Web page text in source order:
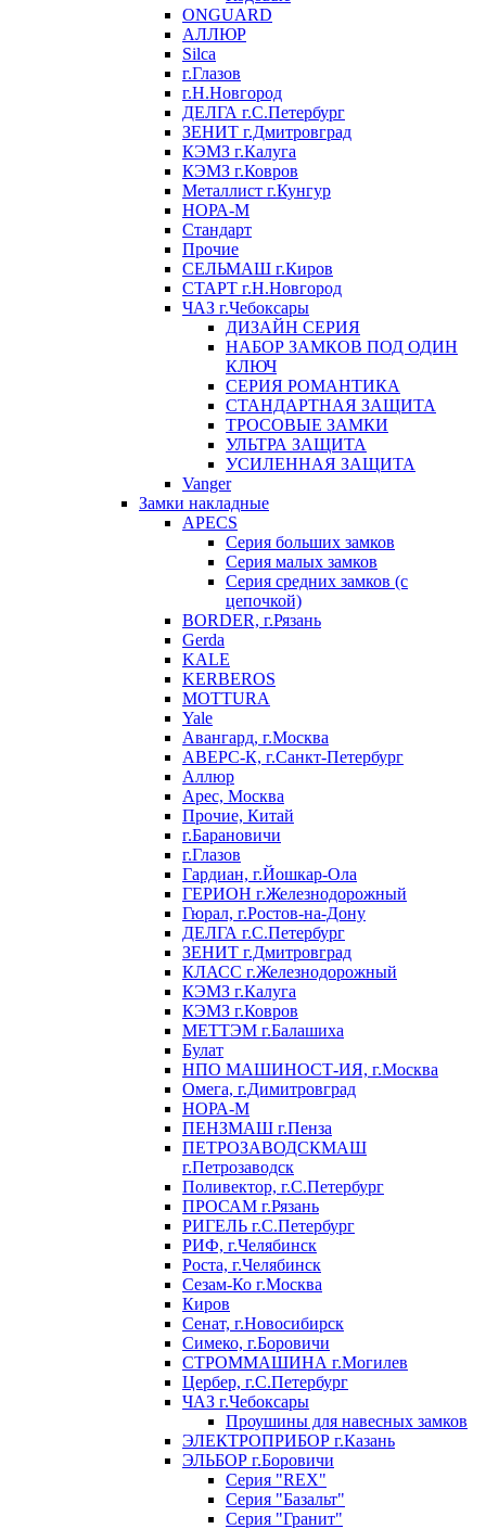
ONGUARD
АЛЛЮР
Silca
г.Глазов
г.Н.Новгород
ДЕЛГА г.С.Петербург
ЗЕНИТ г.Дмитровград
КЭМЗ г.Калуга
КЭМЗ г.Ковров
Металлист г.Кунгур
НОРА-М
Стандарт
Прочие
СЕЛЬМАШ г.Киров
СТАРТ г.Н.Новгород
ЧАЗ г.Чебоксары
ДИЗАЙН СЕРИЯ
НАБОР ЗАМКОВ ПОД ОДИН
КЛЮЧ
СЕРИЯ РОМАНТИКА
СТАНДАРТНАЯ ЗАЩИТА
ТРОСОВЫЕ ЗАМКИ
УЛЬТРА ЗАЩИТА
УСИЛЕННАЯ ЗАЩИТА
Vanger
Замки накладные
APECS
Серия больших замков
Серия малых замков
Серия средних замков (с
цепочкой)
BORDER, г.Рязань
Gerda
KALE
KERBEROS
MOTTURA
Yale
Авангард, г.Москва
АВЕРС-К, г.Санкт-Петербург
Аллюр
Арес, Москва
Прочие, Китай
г.Барановичи
г.Глазов
Гардиан, г.Йошкар-Ола
ГЕРИОН г.Железнодорожный
Гюрал, г.Ростов-на-Дону
ДЕЛГА г.С.Петербург
ЗЕНИТ г.Дмитровград
КЛАСС г.Железнодорожный
КЭМЗ г.Калуга
КЭМЗ г.Ковров
МЕТТЭМ г.Балашиха
Булат
НПО МАШИНОСТ-ИЯ, г.Москва
Омега, г.Димитровград
НОРА-М
ПЕНЗМАШ г.Пенза
ПЕТРОЗАВОДСКМАШ
г.Петрозаводск
Поливектор, г.С.Петербург
ПРОСАМ г.Рязань
РИГЕЛЬ г.С.Петербург
РИФ, г.Челябинск
Роста, г.Челябинск
Сезам-Ко г.Москва
Киров
Сенат, г.Новосибирск
Симеко, г.Боровичи
СТРОММАШИНА г.Могилев
Цербер, г.С.Петербург
ЧАЗ г.Чебоксары
Проушины для навесных замков
ЭЛЕКТРОПРИБОР г.Казань
ЭЛЬБОР г.Боровичи
Серия "REX"
Серия "Базальт"
Серия "Гранит"